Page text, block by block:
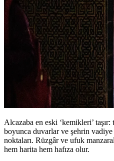
Alcazaba en eski ‘kemikleri’
boyunca duvarlar ve şehrin
noktaları. Rüzgâr ve ufuk
hem harita hem hafıza olur.